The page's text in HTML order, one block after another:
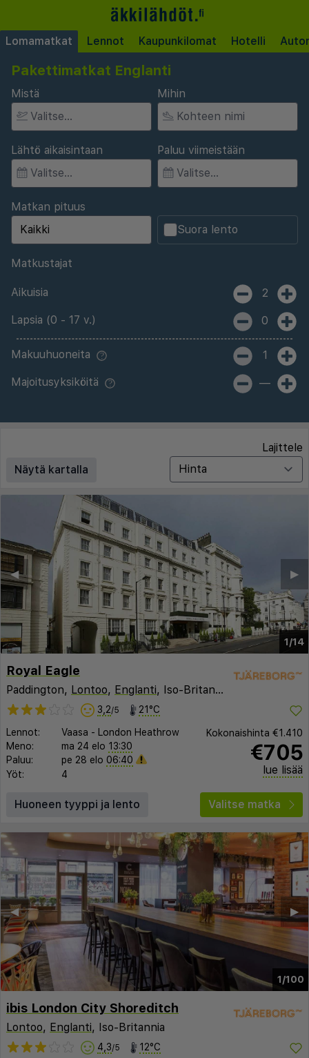
Lomamatkat Lennot Kaupunkilomat Hotelli
Pakettimatkat Englanti
Mistä Mihin
Lähtö aikaisintaan Paluu viimeistään
Matkan pituus
Suora lento
Matkustajat
Aikuisia 2
Lapsia (0 - 17 v.) 0
Makuuhuoneita 1
Majoitusyksiköitä —
Näytä kartalla
Lajittele
1/14
▶︎
◀︎
Royal Eagle
Paddington, Lontoo, Englanti, Iso-Britannia
3,2/5 21°C
Lennot: Vaasa -
London Heathrow
Meno:
ma 24 elo 13:30
Paluu:
pe 28 elo 06:40
Yöt:
4
Kokonaishinta €1.410
€705
lue lisää
Huoneen tyyppi ja lento Valitse matka
1/100
▶︎
◀︎
ibis London City Shoreditch
Lontoo, Englanti, Iso-Britannia
4,3/5 12°C